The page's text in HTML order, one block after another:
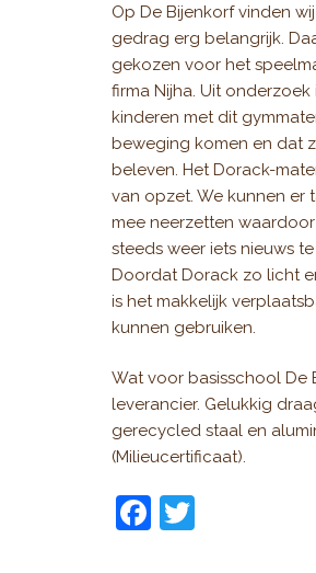
Op De Bijenkorf vinden
gedrag erg belangrijk.
gekozen voor het
firma Nijha. Uit
kinderen met dit
beweging komen en dat
beleven. Het Dorack-
van opzet. We kunnen er
mee neerzetten
steeds weer iets nieuws
Doordat Dorack zo licht
is het makkelijk
kunnen gebruiken.
Wat voor basisschool De
leverancier. Gelukkig
gerecycled staal en
(Milieucertificaat).
F